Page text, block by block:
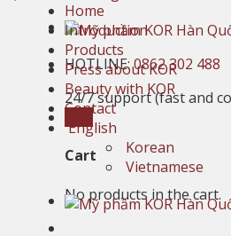
HOTLINE:0862 302 488
24/7 support (fast and
Cart
No products in the cart.
Home
Introduction
Products
Press about KOR
Beauty with KOR
Contact
English
Korean
Vietnamese